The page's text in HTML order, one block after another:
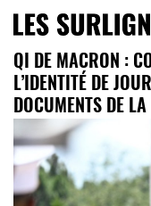
QI DE MACRON :
L’IDENTITÉ DE
DOCUMENTS DE